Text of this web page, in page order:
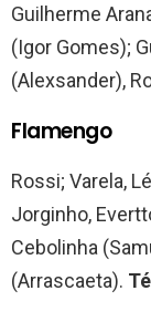
Guilherme
(Igor Gomes);
(Alexsander),
Flamengo
Rossi; Varela,
Jorginho,
Cebolinha
(Arrascaeta).